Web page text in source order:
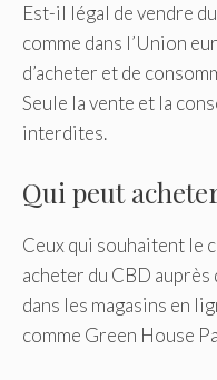
Est-il légal de vendre
comme dans l’Union
d’acheter et de
Seule la vente et la
interdites.
Qui peut
Ceux qui souhaitent le
acheter du CBD
dans les magasins en
comme Green House